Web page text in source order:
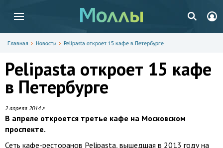
Главная Новости Pelipasta откроет 15 кафе в Петербурге
Pelipasta откроет 15 кафе
в Петербурге
2 апреля 2014 г.
В апреле откроется третье кафе на Московском
проспекте.
Сеть кафе-ресторанов Pelipasta, вышедшая в 2013 году на